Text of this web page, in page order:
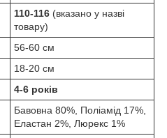
110-116 (вказано у назві
товару)
56-60 см
18-20 см
4-6 років
Бавовна 80%, Поліамід 17%,
Еластан 2%, Люрекс 1%